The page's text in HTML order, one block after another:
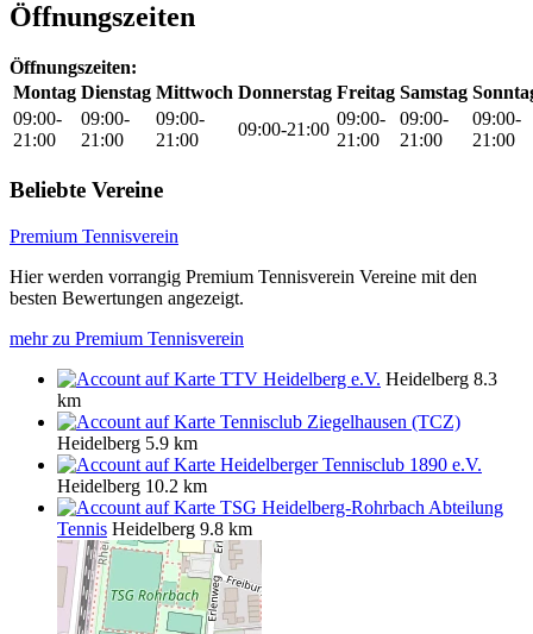
Öffnungszeiten
Öffnungszeiten:
Montag Dienstag Mittwoch Donnerstag Freitag Samstag
09:00-
21:00
09:00-
21:00
09:00-
21:00
09:00-21:00
09:00-
21:00
09:00-
21:00
09:00-
21:00
Beliebte Vereine
Premium Tennisverein
Hier werden vorrangig Premium Tennisverein Vereine mit den
besten Bewertungen angezeigt.
mehr zu Premium Tennisverein
TTV Heidelberg e.V. Heidelberg 8.3
km
Tennisclub Ziegelhausen (TCZ)
Heidelberg 5.9 km
Heidelberger Tennisclub 1890 e.V.
Heidelberg 10.2 km
TSG Heidelberg-Rohrbach Abteilung
Tennis Heidelberg 9.8 km